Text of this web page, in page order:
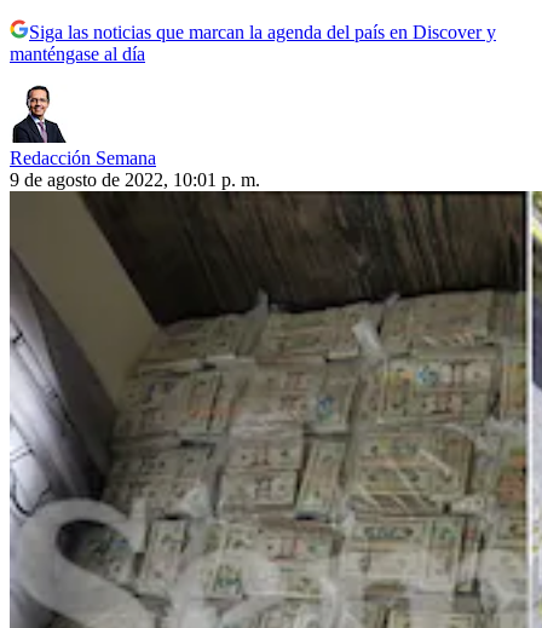
Siga las noticias que marcan la agenda del país en Discover y
manténgase al día
Redacción Semana
9 de agosto de 2022, 10:01 p. m.